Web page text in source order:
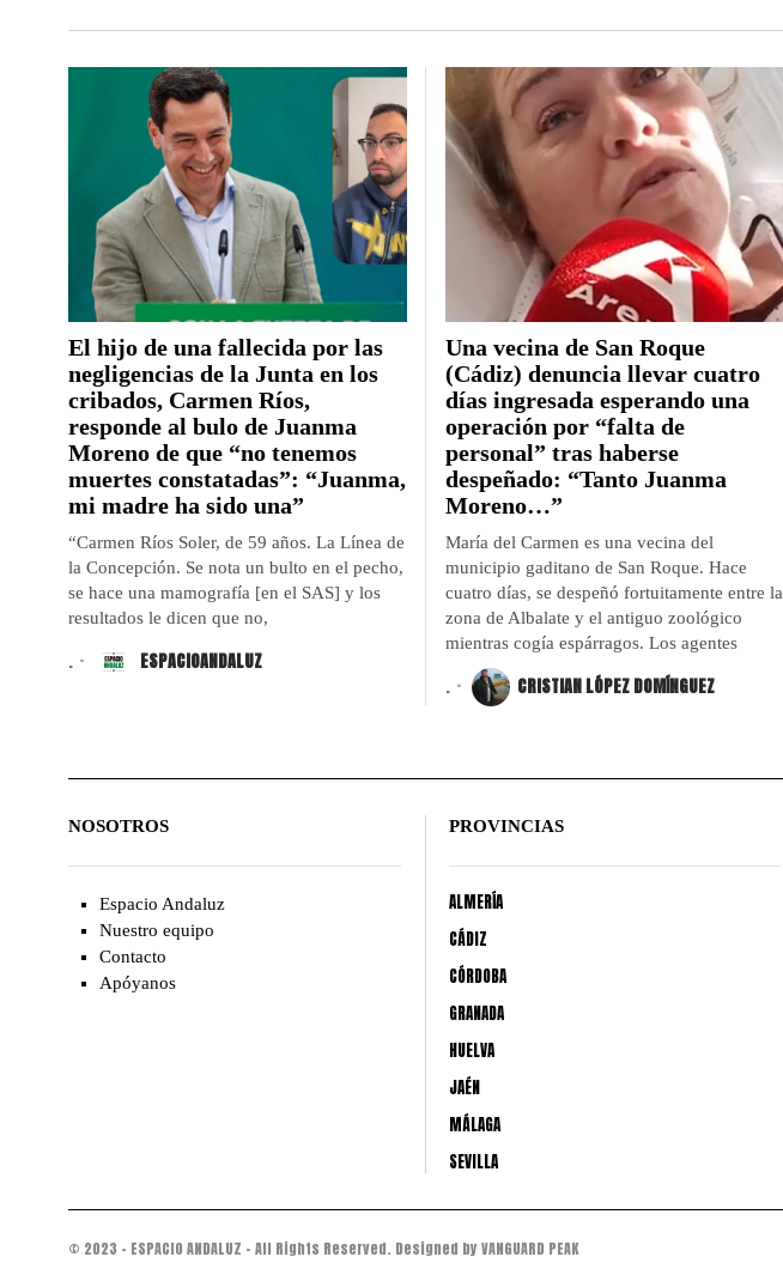
El hijo de una fallecida por las
negligencias de la Junta en los
cribados, Carmen Ríos,
responde al bulo de Juanma
Moreno de que “no tenemos
muertes constatadas”: “Juanma,
mi madre ha sido una”
“Carmen Ríos Soler, de 59 años. La Línea de
la Concepción. Se nota un bulto en el pecho,
se hace una mamografía [en el SAS] y los
resultados le dicen que no,
. ESPACIOANDALUZ
Una vecina de San Roque
(Cádiz) denuncia llevar cuatro
días ingresada esperando una
operación por “falta de
personal” tras haberse
despeñado: “Tanto Juanma
Moreno…”
María del Carmen es una vecina del
municipio gaditano de San Roque. Hace
cuatro días, se despeñó fortuitamente entre la
zona de Albalate y el antiguo zoológico
mientras cogía espárragos. Los agentes
. CRISTIAN LÓPEZ DOMÍNGUEZ
NOSOTROS
Espacio Andaluz
Nuestro equipo
Contacto
Apóyanos
PROVINCIAS
ALMERÍA
CÁDIZ
CÓRDOBA
GRANADA
HUELVA
JAÉN
MÁLAGA
SEVILLA
© 2023 - ESPACIO ANDALUZ - All Rights Reserved. Designed by VANGUARD PEAK